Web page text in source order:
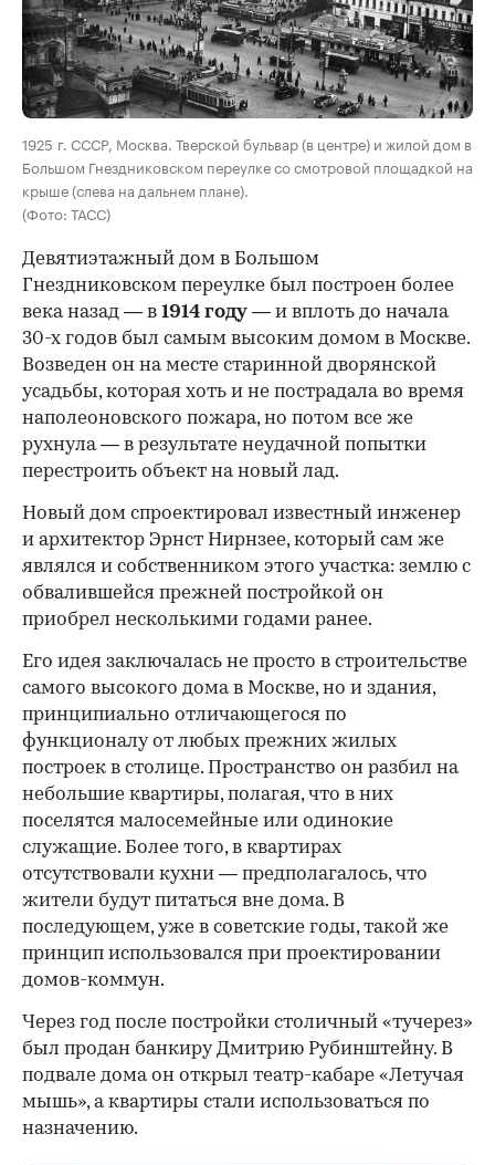
00:00 / 00:00
1925 г. СССР, Москва. Тверской бульвар (в центре) и жилой дом в
Большом Гнездниковском переулке со смотровой площадкой на
крыше (слева на дальнем плане).
(Фото: ТАСС)
Девятиэтажный дом в Большом
Гнездниковском переулке был построен более
века назад — в 1914 году — и вплоть до начала
30-х годов был самым высоким домом в Москве.
Возведен он на месте старинной дворянской
усадьбы, которая хоть и не пострадала во время
наполеоновского пожара, но потом все же
рухнула — в результате неудачной попытки
перестроить объект на новый лад.
Новый дом спроектировал известный инженер
и архитектор Эрнст Нирнзее, который сам же
являлся и собственником этого участка: землю с
обвалившейся прежней постройкой он
приобрел несколькими годами ранее.
Его идея заключалась не просто в строительстве
самого высокого дома в Москве, но и здания,
принципиально отличающегося по
функционалу от любых прежних жилых
построек в столице. Пространство он разбил на
небольшие квартиры, полагая, что в них
поселятся малосемейные или одинокие
служащие. Более того, в квартирах
отсутствовали кухни — предполагалось, что
жители будут питаться вне дома. В
последующем, уже в советские годы, такой же
принцип использовался при проектировании
домов-коммун.
Через год после постройки столичный «тучерез»
был продан банкиру Дмитрию Рубинштейну. В
подвале дома он открыл театр-кабаре «Летучая
мышь», а квартиры стали использоваться по
назначению.